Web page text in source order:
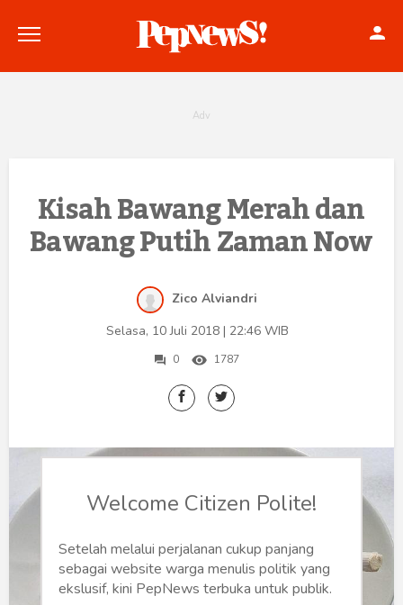
Politik
Konstitusi
Internasional
Sketsa
Tekno
Wisata
Kisah Bawang Merah dan
Bawang Putih Zaman Now
Zico Alviandri
Selasa, 10 Juli 2018 | 22:46 WIB
0 1787
Welcome Citizen Polite!
Setelah melalui perjalanan cukup panjang
sebagai website warga menulis politik yang
ekslusif, kini PepNews terbuka untuk publik.